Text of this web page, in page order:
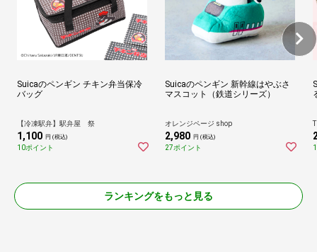
Suicaのペンギン チキン弁当保冷
バッグ
【冷凍駅弁】駅弁屋 祭
1,100 円 (税込)
10ポイント
Suicaのペンギン 新幹線はやぶさ
マスコット（鉄道シリーズ）
オレンジページ shop
2,980 円 (税込)
27ポイント
ランキングをもっと見る